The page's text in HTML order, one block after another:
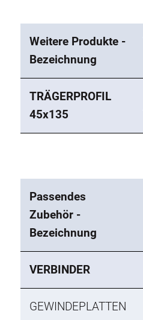
Weitere Produkte -
Bezeichnung
TRÄGERPROFIL
45x135
Passendes
Zubehör -
Bezeichnung
VERBINDER
GEWINDEPLATTEN